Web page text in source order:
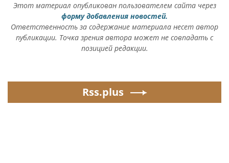
Этот материал опубликован пользователем сайта через
форму добавления новостей.
Ответственность за содержание материала несет автор
публикации. Точка зрения автора может не совпадать с
позицией редакции.
Rss.plus